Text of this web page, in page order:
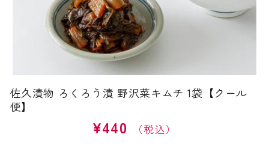
佐久漬物 ろくろう漬 野沢菜キムチ 1袋【クール
便】
通
¥440